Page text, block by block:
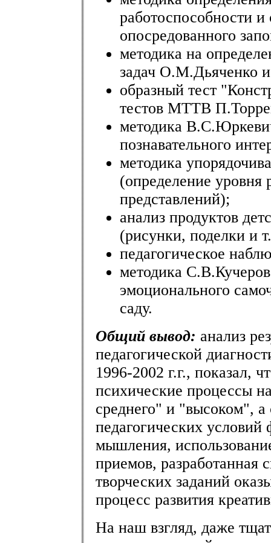
работоспособности и
опосредованного
методика на
задач О.М.Дьяченко
образный тест
тестов МТТВ
методика
познавательного
методика
(определение уровня
представлений);
анализ продуктов
(рисунки, поделки и
педагогическое
методика
эмоционального
саду.
Общий вывод: анализ
педагогической
1996-2002 г.г., показал,
психические процессы
среднего" и "высоком", а
педагогических условий
мышления,
приемов, разработанная
творческих заданий
процесс развития
На наш взгляд, даже